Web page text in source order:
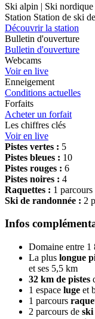
Ski alpin | Ski nordique
Station Station de ski
Découvrir la station
Bulletin d'ouverture
Bulletin d'ouverture
Webcams
Voir en live
Enneigement
Conditions actuelles
Forfaits
Acheter un forfait
Les chiffres clés
Voir en live
Pistes vertes : 5
Pistes bleues : 10
Pistes rouges : 6
Pistes noires : 4
Raquettes : 1
Ski de randonnée : 2
Infos
Domaine entre 1
La plus longue
et ses 5,5 km
32 km de pistes
1 espace luge et
1 parcours
2 parcours de ski